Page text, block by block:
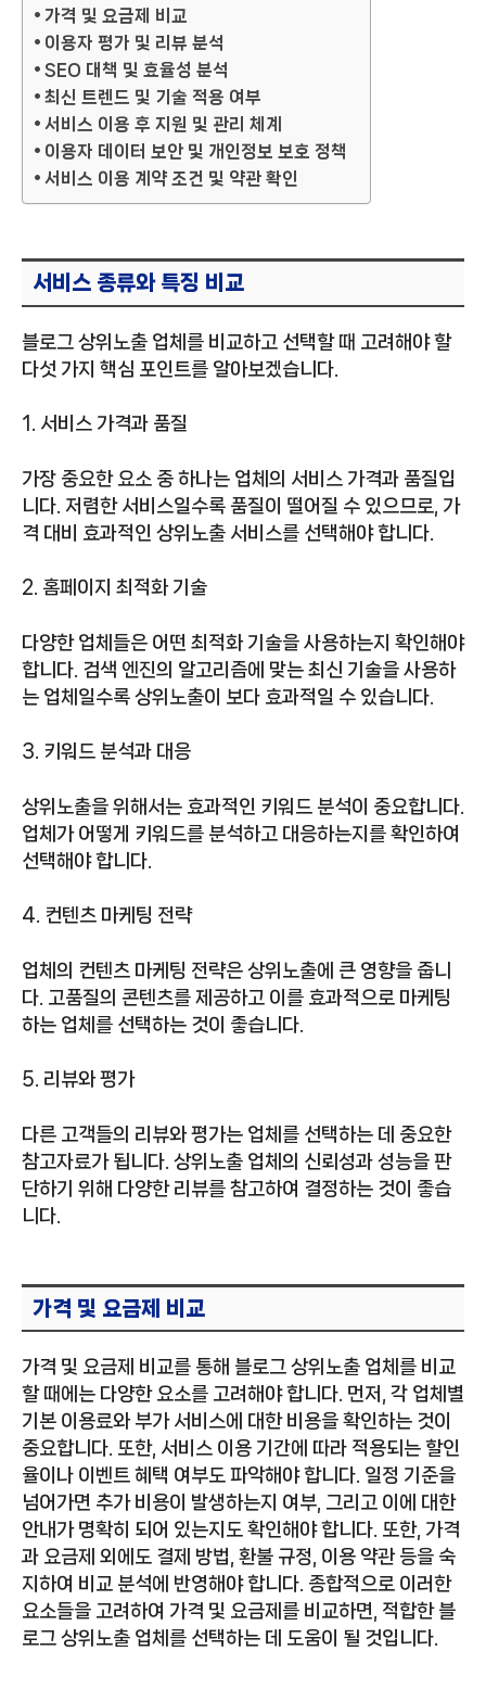
가격 및 요금제 비교
이용자 평가 및 리뷰 분석
SEO 대책 및 효율성 분석
최신 트렌드 및 기술 적용 여부
서비스 이용 후 지원 및 관리 체계
이용자 데이터 보안 및 개인정보 보호 정책
서비스 이용 계약 조건 및 약관 확인
서비스 종류와 특징 비교
블로그 상위노출 업체를 비교하고 선택할 때 고려해야 할
다섯 가지 핵심 포인트를 알아보겠습니다.
1. 서비스 가격과 품질
가장 중요한 요소 중 하나는 업체의 서비스 가격과 품질입
니다. 저렴한 서비스일수록 품질이 떨어질 수 있으므로, 가
격 대비 효과적인 상위노출 서비스를 선택해야 합니다.
2. 홈페이지 최적화 기술
다양한 업체들은 어떤 최적화 기술을 사용하는지 확인해야
합니다. 검색 엔진의 알고리즘에 맞는 최신 기술을 사용하
는 업체일수록 상위노출이 보다 효과적일 수 있습니다.
3. 키워드 분석과 대응
상위노출을 위해서는 효과적인 키워드 분석이 중요합니다.
업체가 어떻게 키워드를 분석하고 대응하는지를 확인하여
선택해야 합니다.
4. 컨텐츠 마케팅 전략
업체의 컨텐츠 마케팅 전략은 상위노출에 큰 영향을 줍니
다. 고품질의 콘텐츠를 제공하고 이를 효과적으로 마케팅
하는 업체를 선택하는 것이 좋습니다.
5. 리뷰와 평가
다른 고객들의 리뷰와 평가는 업체를 선택하는 데 중요한
참고자료가 됩니다. 상위노출 업체의 신뢰성과 성능을 판
단하기 위해 다양한 리뷰를 참고하여 결정하는 것이 좋습
니다.
가격 및 요금제 비교
가격 및 요금제 비교를 통해 블로그 상위노출 업체를 비교
할 때에는 다양한 요소를 고려해야 합니다. 먼저, 각 업체별
기본 이용료와 부가 서비스에 대한 비용을 확인하는 것이
중요합니다. 또한, 서비스 이용 기간에 따라 적용되는 할인
율이나 이벤트 혜택 여부도 파악해야 합니다. 일정 기준을
넘어가면 추가 비용이 발생하는지 여부, 그리고 이에 대한
안내가 명확히 되어 있는지도 확인해야 합니다. 또한, 가격
과 요금제 외에도 결제 방법, 환불 규정, 이용 약관 등을 숙
지하여 비교 분석에 반영해야 합니다. 종합적으로 이러한
요소들을 고려하여 가격 및 요금제를 비교하면, 적합한 블
로그 상위노출 업체를 선택하는 데 도움이 될 것입니다.